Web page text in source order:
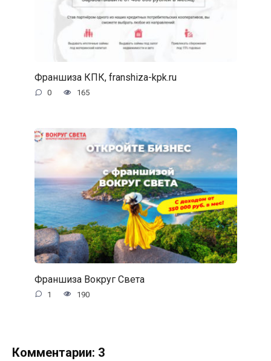
Франшиза КПК, franshiza-kpk.ru
0 165
Франшиза Вокруг Света
1 190
Комментарии: 3